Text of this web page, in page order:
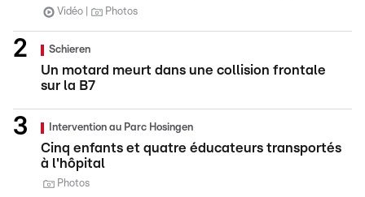
Vidéo Photos
Schieren
Un motard meurt dans une collision frontale
sur la B7
Intervention au Parc Hosingen
Cinq enfants et quatre éducateurs transportés
à l'hôpital
Photos